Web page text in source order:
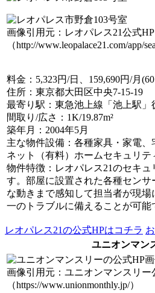
画像引用元：レオパレス21公式HP
（http://www.leopalace21.com/app/
料金 ：5,323円/日、159,690円/月
住所 ：東京都大田区中央7-15-19
最寄り駅 ：東急池上線「池上駅」
間取り/広さ ：1K/19.87m²
築年月
：2004年5月
主な物件設備 ：各種家具・家電
ネット（有料）ホームセキュリテ
物件特徴 ：レオパレス21のセキ
す。部屋に設置された各種セン
な動きまで感知して担当者が現
一のトラブルに備えることが可能
レオパレス21の公式HPはコチラ
ユニオンマン
画像引用元：ユニオンマンスリー
（https://www.unionmonthly.jp/）